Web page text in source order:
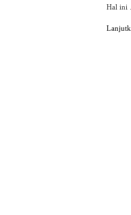
Hal ini